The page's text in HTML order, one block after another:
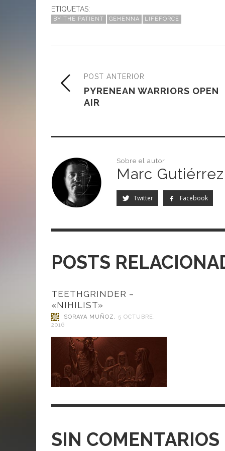
ETIQUETAS:
BY THE PATIENT GEHENNA LIFEFORCE
POST ANTERIOR
PYRENEAN WARRIORS OPEN
AIR
Sobre el autor
Marc Gutiérrez
Twitter Facebook
POSTS
TEETHGRINDER –
«NIHILIST»
SORAYA MUÑOZ , 5 OCTUBRE,
2016
SIN COMENTARIOS